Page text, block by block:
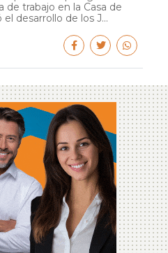
de trabajo en la Casa de
desarrollo de los J...